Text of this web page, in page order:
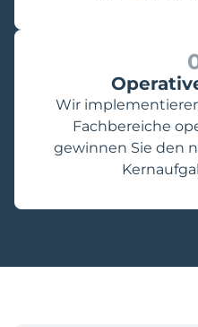
Wir
Fachbereiche
gewinnen Sie den